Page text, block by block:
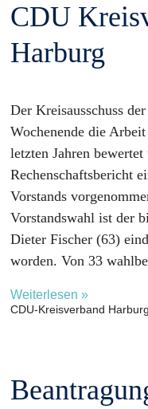
CDU
Harburg
Der Kreisausschuss
Wochenende die
letzten Jahren
Rechenschaftsbericht
Vorstands
Vorstandswahl ist der
Dieter Fischer (63)
worden. Von 33
Weiterlesen »
CDU-Kreisverband Harburg